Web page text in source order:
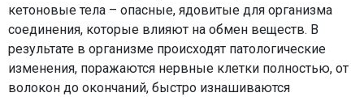
кетоновые тела – опасные, ядовитые для организма
соединения, которые влияют на обмен веществ. В
результате в организме происходят патологические
изменения, поражаются нервные клетки полностью, от
волокон до окончаний, быстро изнашиваются